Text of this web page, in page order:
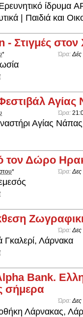
Ερευνητικό ίδρυμα
| Παιδιά και
- Στιγμές
* Ώρα:Δές
Ώρα:
Αγίας
τον Δώρο
* Ώρα:Δες
Ώρα:Δες
Γκαλερί, Λάρνακα
Bank.
σήμερα
Ώρα:Δες
Λάρνακας,